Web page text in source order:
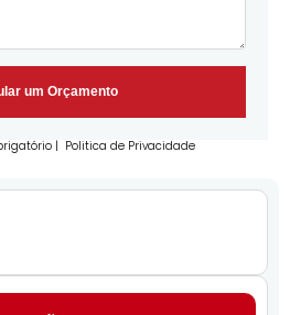
um Orçamento
| Politica de Privacidade